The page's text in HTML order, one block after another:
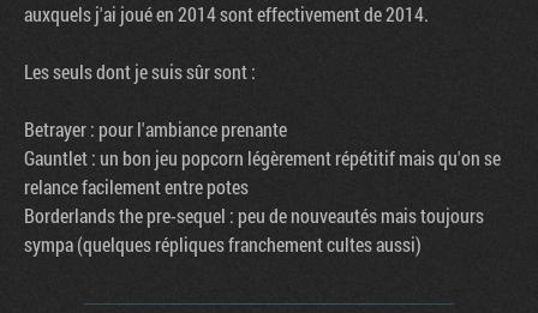
auxquels j'ai joué en 2014 sont effectivement de 2014.
Les seuls dont je suis sûr sont :
Betrayer : pour l'ambiance prenante
Gauntlet : un bon jeu popcorn légèrement répétitif mais qu'on se
relance facilement entre potes
Borderlands the pre-sequel : peu de nouveautés mais toujours
sympa (quelques répliques franchement cultes aussi)